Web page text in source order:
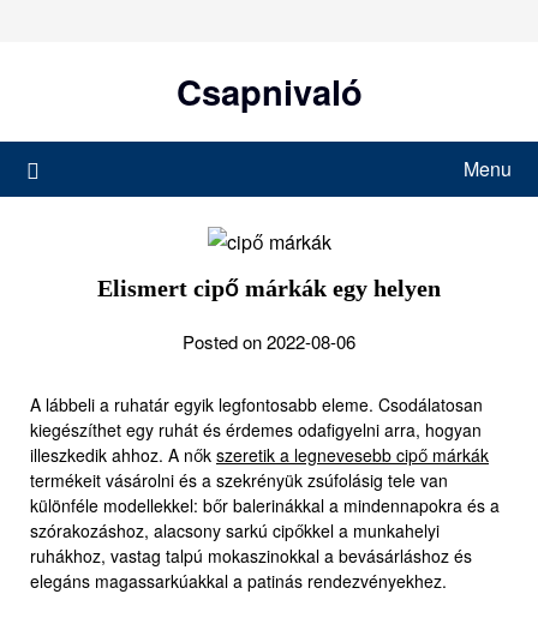
Csapnivaló
Menu
Elismert cipő márkák egy helyen
Posted on 2022-08-06
A lábbeli a ruhatár egyik legfontosabb eleme. Csodálatosan
kiegészíthet egy ruhát és érdemes odafigyelni arra, hogyan
illeszkedik ahhoz. A nők szeretik a legnevesebb cipő márkák
termékeit vásárolni és a szekrényük zsúfolásig tele van
különféle modellekkel: bőr balerinákkal a mindennapokra és a
szórakozáshoz, alacsony sarkú cipőkkel a munkahelyi
ruhákhoz, vastag talpú mokaszinokkal a bevásárláshoz és
elegáns magassarkúakkal a patinás rendezvényekhez.